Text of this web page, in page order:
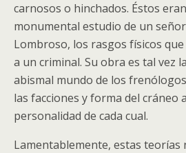
carnosos o hinchados. Éstos
monumental estudio de un
Lombroso, los rasgos físicos
a un criminal. Su obra es tal vez
abismal mundo de los
las facciones y forma del cráneo
personalidad de cada cual.
Lamentablemente, estas